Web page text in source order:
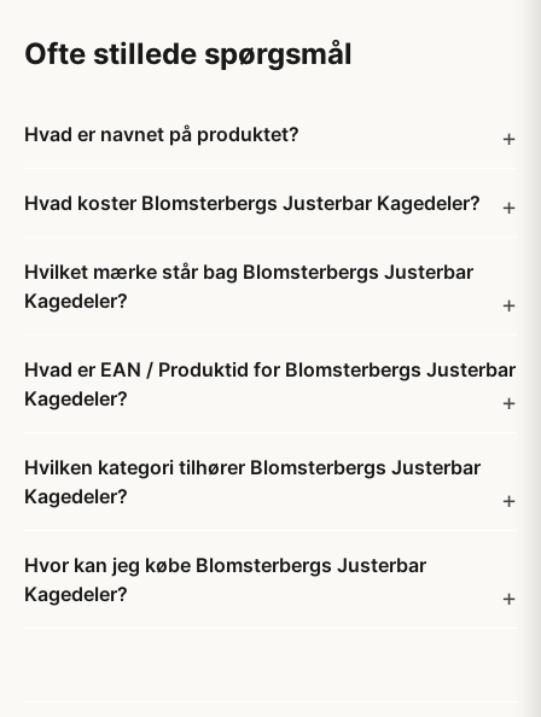
Ofte stillede spørgsmål
Hvad er navnet på produktet?
Hvad koster Blomsterbergs Justerbar Kagedeler?
Hvilket mærke står bag Blomsterbergs Justerbar
Kagedeler?
Hvad er EAN / Produktid for Blomsterbergs Justerbar
Kagedeler?
Hvilken kategori tilhører Blomsterbergs Justerbar
Kagedeler?
Hvor kan jeg købe Blomsterbergs Justerbar
Kagedeler?